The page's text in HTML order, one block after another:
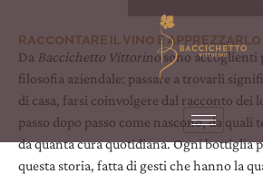
RACCONTARE IL VINO E
Da Baccichetto Vittorinosono accoglienti
filosofia aziendale: passare a trovarli
di casa, farsi coinvolgere dal racconto dei
passo dopo passo come nascono, da quali
da quanta cura quotidiana. Ogni bottiglia
questa storia, fatta di gesti che hanno la